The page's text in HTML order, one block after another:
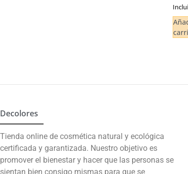
Decolores
Tienda online de cosmética natural y ecológica
certificada y garantizada. Nuestro objetivo es
promover el bienestar y hacer que las personas se
sientan bien consigo mismas para que se